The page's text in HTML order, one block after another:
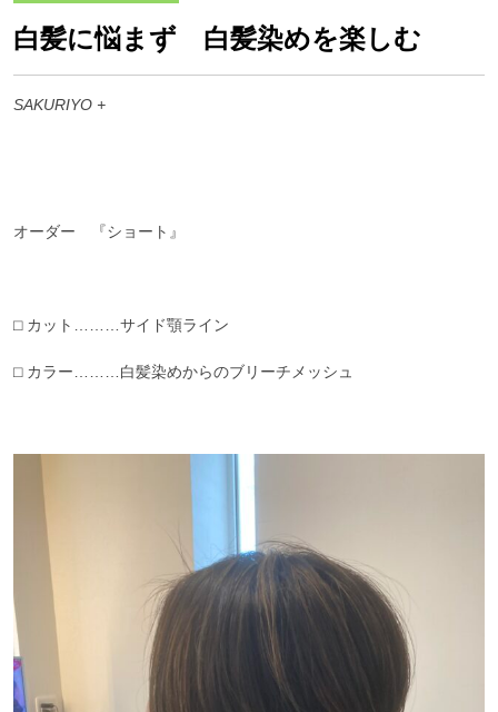
白髪に悩まず 白髪染めを楽しむ
SAKURIYO +
オーダー 『ショート』
⬜︎ カット………サイド顎ライン
⬜︎ カラー………白髪染めからのブリーチメッシュ